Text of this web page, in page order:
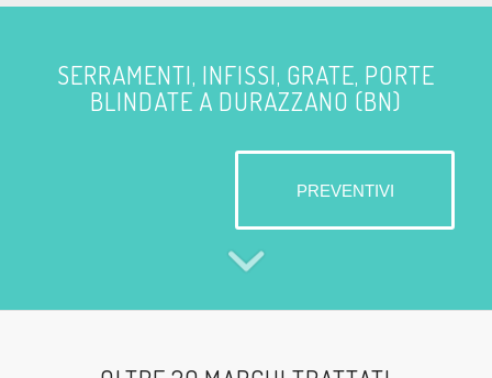
SERRAMENTI, INFISSI, GRATE, PORTE
BLINDATE A DURAZZANO (BN)
PREVENTIVI